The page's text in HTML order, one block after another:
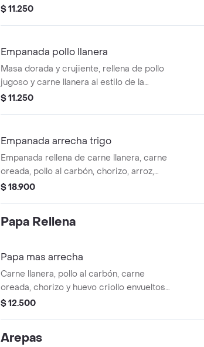
único de la carne oreada.
$ 11.250
Empanada pollo llanera
Masa dorada y crujiente, rellena de pollo
jugoso y carne llanera al estilo de la
sangileña, llena de sabor intenso y
$ 11.250
Empanada arrecha trigo
Empanada rellena de carne llanera, carne
oreada, pollo al carbón, chorizo, arroz,
huevo criollo y queso chitagá
$ 18.900
Papa Rellena
Papa mas arrecha
Carne llanera, pollo al carbón, carne
oreada, chorizo y huevo criollo envueltos
en puré de papa artesanal
$ 12.500
Arepas